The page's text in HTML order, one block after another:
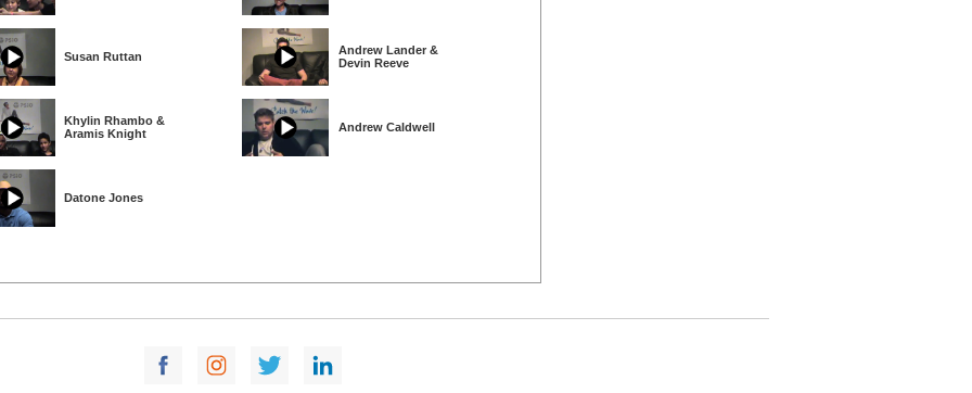
Susan Ruttan
Andrew Lander &
Devin Reeve
Khylin Rhambo &
Aramis Knight
Andrew Caldwell
Datone Jones